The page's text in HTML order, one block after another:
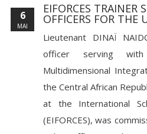
EIFORCES TRAINER
OFFICERS FOR THE
Lieutenant DINAÏ
officer serving
Multidimensional
the Central African
at the International
(EIFORCES), was
6
MAI